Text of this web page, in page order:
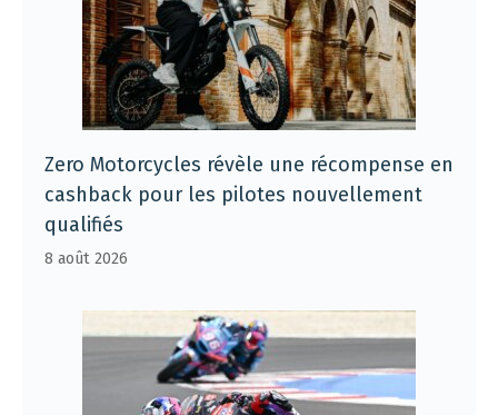
Zero Motorcycles révèle une récompense en
cashback pour les pilotes nouvellement
qualifiés
8 août 2026